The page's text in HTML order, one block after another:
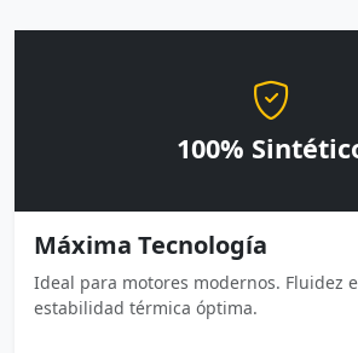
100%
Máxima Tecnología
Ideal para motores modernos. Fluidez
estabilidad térmica óptima.